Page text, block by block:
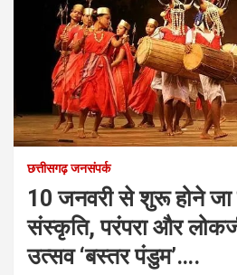
छत्तीसगढ़ जनसंपर्क
10 जनवरी से शुरू होने जा
संस्कृति, परंपरा और
उत्सव ‘बस्तर पंडुम’….